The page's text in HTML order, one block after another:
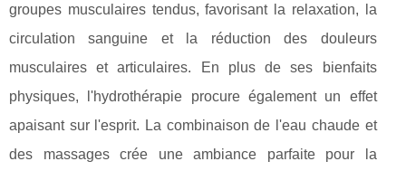
groupes musculaires tendus, favorisant la relaxation, la
circulation sanguine et la réduction des douleurs
musculaires et articulaires. En plus de ses bienfaits
physiques, l'hydrothérapie procure également un effet
apaisant sur l'esprit. La combinaison de l'eau chaude et
des massages crée une ambiance parfaite pour la